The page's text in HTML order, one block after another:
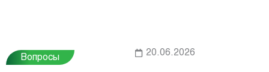
Вопросы
20.06.2026